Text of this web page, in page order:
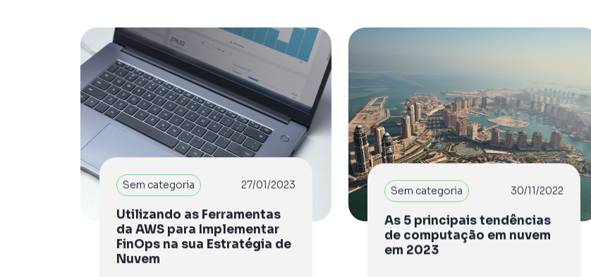
Sem categoria 27/01/2023
Utilizando as Ferramentas
da AWS para Implementar
FinOps na sua Estratégia de
Nuvem
Sem categoria 30/11/2022
As 5 principais tendências
de computação em nuvem
em 2023